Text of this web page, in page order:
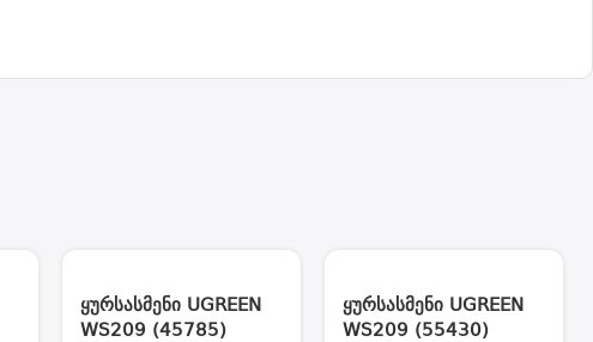
ყურსასმენი UGREEN
WS209 (45785)
ყურსასმენი UGREEN
WS209 (55430)